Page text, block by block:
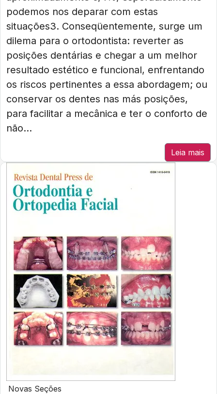
podemos nos deparar com estas
situações3. Conseqüentemente, surge um
dilema para o ortodontista: reverter as
posições dentárias e chegar a um melhor
resultado estético e funcional, enfrentando
os riscos pertinentes a essa abordagem; ou
conservar os dentes nas más posições,
para facilitar a mecânica e ter o conforto de
não...
Leia mais
Novas Seções